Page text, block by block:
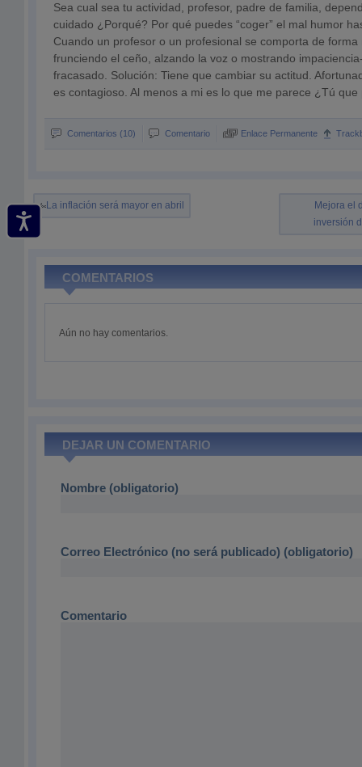
Sea cual sea tu actividad, profesor, padre de familia,
cuidado ¿Porqué? Por qué puedes “coger” el mal humor
Cuando un profesor o un profesional se comporta de
frunciendo el ceño, alzando la voz o mostrando
fracasado. Solución: Tiene que cambiar su actitud.
es contagioso. Al menos a mi es lo que me parece ¿Tú que
Comentarios (10) Comentario Enlace Permanente
La inflación será mayor en abril
Mejora el
inversión
COMENTARIOS
Aún no hay comentarios.
DEJAR UN COMENTARIO
Nombre (obligatorio)
Correo Electrónico (no será publicado) (obligatorio)
Comentario